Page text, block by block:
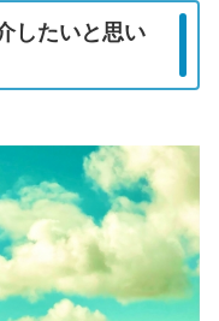
したいと思い